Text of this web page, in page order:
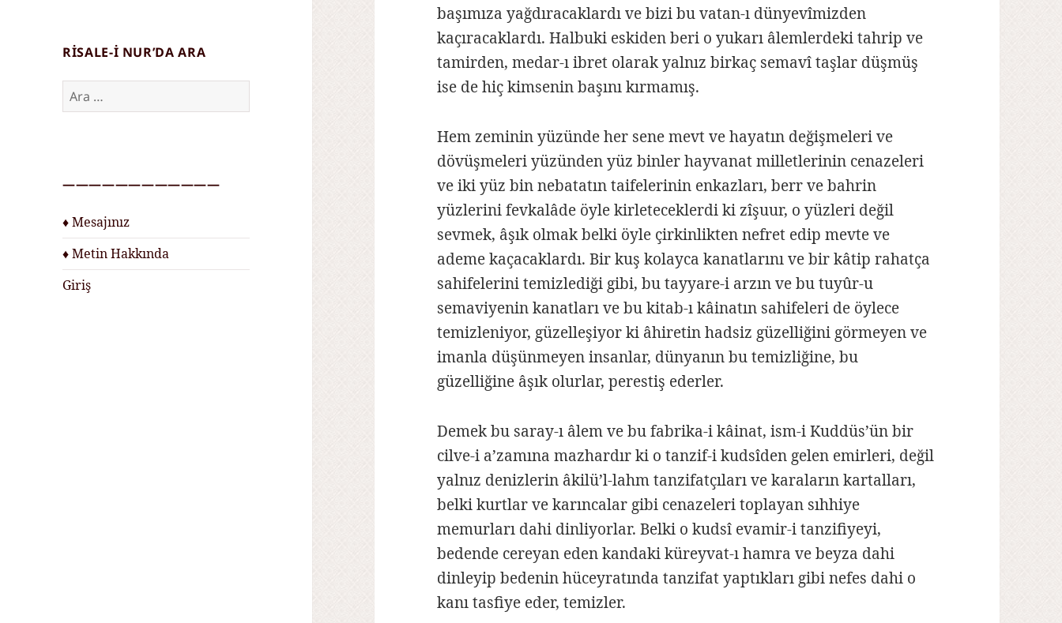
RISALE-I NUR’DA ARA
Arama:
————————————
♦ Mesajınız
♦ Metin Hakkında
Giriş
başımıza yağdıracaklardı ve bizi bu vatan-ı dünyevîmizden
kaçıracaklardı. Halbuki eskiden beri o yukarı âlemlerdeki tahrip ve
tamirden, medar-ı ibret olarak yalnız birkaç semavî taşlar düşmüş
ise de hiç kimsenin başını kırmamış.
Hem zeminin yüzünde her sene mevt ve hayatın değişmeleri ve
dövüşmeleri yüzünden yüz binler hayvanat milletlerinin cenazeleri
ve iki yüz bin nebatatın taifelerinin enkazları, berr ve bahrin
yüzlerini fevkalâde öyle kirleteceklerdi ki zîşuur, o yüzleri değil
sevmek, âşık olmak belki öyle çirkinlikten nefret edip mevte ve
ademe kaçacaklardı. Bir kuş kolayca kanatlarını ve bir kâtip rahatça
sahifelerini temizlediği gibi, bu tayyare-i arzın ve bu tuyûr-u
semaviyenin kanatları ve bu kitab-ı kâinatın sahifeleri de öylece
temizleniyor, güzelleşiyor ki âhiretin hadsiz güzelliğini görmeyen ve
imanla düşünmeyen insanlar, dünyanın bu temizliğine, bu
güzelliğine âşık olurlar, perestiş ederler.
Demek bu saray-ı âlem ve bu fabrika-i kâinat, ism-i Kuddüs’ün bir
cilve-i a’zamına mazhardır ki o tanzif-i kudsîden gelen emirleri, değil
yalnız denizlerin âkilü’l-lahm tanzifatçıları ve karaların kartalları,
belki kurtlar ve karıncalar gibi cenazeleri toplayan sıhhiye
memurları dahi dinliyorlar. Belki o kudsî evamir-i tanzifiyeyi,
bedende cereyan eden kandaki küreyvat-ı hamra ve beyza dahi
dinleyip bedenin hüceyratında tanzifat yaptıkları gibi nefes dahi o
kanı tasfiye eder, temizler.